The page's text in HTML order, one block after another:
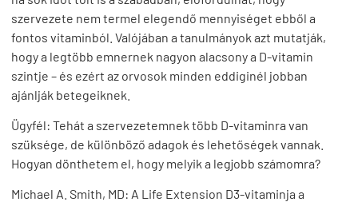
szervezete nem termel elegendő mennyiséget ebből a
fontos vitaminból. Valójában a tanulmányok azt mutatják,
hogy a legtöbb emnernek nagyon alacsony a D-vitamin
szintje – és ezért az orvosok minden eddiginél jobban
ajánlják betegeiknek.
Ügyfél: Tehát a szervezetemnek több D-vitaminra van
szüksége, de különböző adagok és lehetőségek vannak.
Hogyan dönthetem el, hogy melyik a legjobb számomra?
Michael A. Smith, MD: A Life Extension D3-vitaminja a